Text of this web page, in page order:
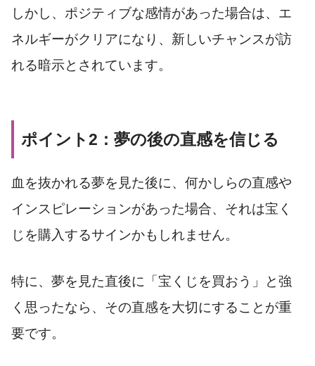
しかし、ポジティブな感情があった場合は、エ
ネルギーがクリアになり、新しいチャンスが訪
れる暗示とされています。
ポイント2：夢の後の直感を信じる
血を抜かれる夢を見た後に、何かしらの直感や
インスピレーションがあった場合、それは宝く
じを購入するサインかもしれません。
特に、夢を見た直後に「宝くじを買おう」と強
く思ったなら、その直感を大切にすることが重
要です。